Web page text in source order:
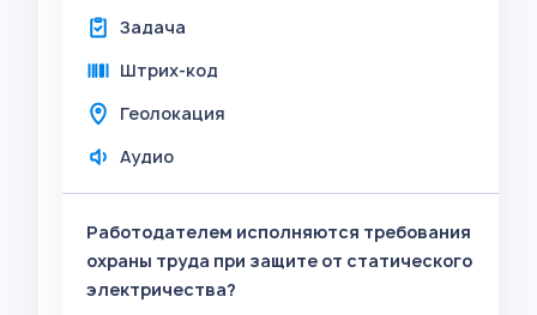
Задача
Штрих-код
Геолокация
Аудио
Работодателем исполняются требования
охраны труда при защите от статического
электричества?